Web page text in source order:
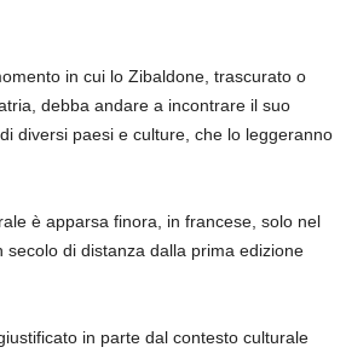
in cui lo Zibaldone, trascurato o
debba andare a incontrare il suo
diversi paesi e culture, che lo leggeranno
è apparsa finora, in francese, solo nel
secolo di distanza dalla prima edizione
in parte dal contesto culturale